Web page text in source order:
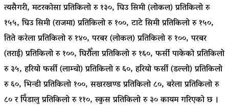
त्यसैगरी, मटरकोसा प्रतिकिलो रु १३०, घिउ सिमी (लोकल) प्रतिकिलो रु
१५५, घिउ सिमी (राजमा) प्रतिकिलो रु १००, टाटे सिमी प्रतिकिलो रु १५०,
तिते करेला प्रतिकिलो रु १४०, परबर (लोकल) प्रतिकिलो रु १००, परबर
(तराई) प्रतिकिलो रु १००, घिरौँला प्रतिकिलो रु १६०, फर्सी पाकेको प्रतिकिलो
रु ३५, हरियो फर्सी (लाम्चो) प्रतिकिलो रु ६०, हरियो फर्सी (डल्लो) प्रतिकिलो
रु ६०, भिन्डी प्रतिकिलो १००, सखरखण्ड प्रतिकिलो ८०, बरेला प्रतिकिलो रु
८० र पिँडालु प्रतिकिलो रु ११०, स्कुस प्रतिकिलो रु ३० कायम गरिएको छ ।